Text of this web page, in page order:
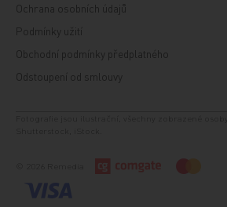
Ochrana osobních údajů
Podmínky užití
Obchodní podmínky předplatného
Odstoupení od smlouvy